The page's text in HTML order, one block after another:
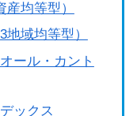
均等型）
域均等型）
ール・カント
ックス